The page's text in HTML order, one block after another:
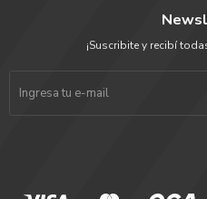
¡Suscribite y recibí